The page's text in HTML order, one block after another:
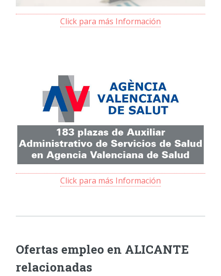
Click para más Información
Click para más Información
Ofertas empleo en ALICANTE
relacionadas